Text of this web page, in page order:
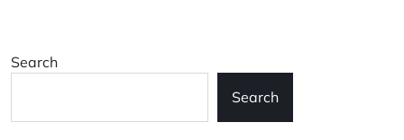
Search
Search